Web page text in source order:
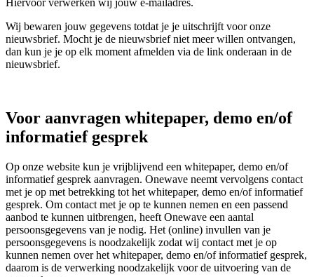
Hiervoor verwerken wij jouw e-mailadres.
Wij bewaren jouw gegevens totdat je je uitschrijft voor onze
nieuwsbrief. Mocht je de nieuwsbrief niet meer willen ontvangen,
dan kun je je op elk moment afmelden via de link onderaan in de
nieuwsbrief.
Voor aanvragen whitepaper, demo en/of
informatief gesprek
Op onze website kun je vrijblijvend een whitepaper, demo en/of
informatief gesprek aanvragen. Onewave neemt vervolgens contact
met je op met betrekking tot het whitepaper, demo en/of informatief
gesprek. Om contact met je op te kunnen nemen en een passend
aanbod te kunnen uitbrengen, heeft Onewave een aantal
persoonsgegevens van je nodig. Het (online) invullen van je
persoonsgegevens is noodzakelijk zodat wij contact met je op
kunnen nemen over het whitepaper, demo en/of informatief gesprek,
daarom is de verwerking noodzakelijk voor de uitvoering van de